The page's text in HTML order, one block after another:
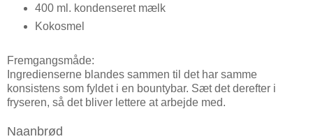
400 ml. kondenseret mælk
Kokosmel
Fremgangsmåde:
Ingredienserne blandes sammen til det har samme
konsistens som fyldet i en bountybar. Sæt det derefter i
fryseren, så det bliver lettere at arbejde med.
Naanbrød